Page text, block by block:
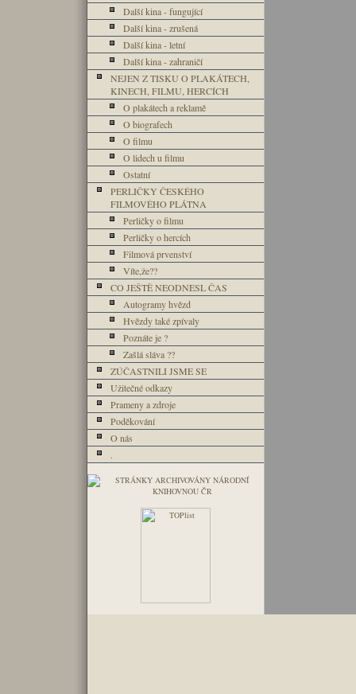
Další kina - fungující
Další kina - zrušená
Další kina - letní
Další kina - zahraničí
NEJEN Z TISKU O PLAKÁTECH,
KINECH, FILMU, HERCÍCH
O plakátech a reklamě
O biografech
O filmu
O lidech u filmu
Ostatní
PERLIČKY ČESKÉHO
FILMOVÉHO PLÁTNA
Perličky o filmu
Perličky o hercích
Filmová prvenství
Víte,že??
CO JEŠTĚ NEODNESL ČAS
Autogramy hvězd
Hvězdy také zpívaly
Poznáte je ?
Zašlá sláva ??
ZÚČASTNILI JSME SE
Užitečné odkazy
Prameny a zdroje
Poděkování
O nás
.